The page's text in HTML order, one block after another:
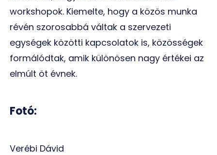
workshopok. Kiemelte, hogy a közös munka
révén szorosabbá váltak a szervezeti
egységek közötti kapcsolatok is, közösségek
formálódtak, amik különösen nagy értékei az
elmúlt öt évnek.
Fotó:
Verébi Dávid